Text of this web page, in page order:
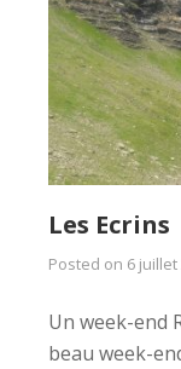
Les Ecrins
Posted on 6 juillet
Un week-end
beau week-